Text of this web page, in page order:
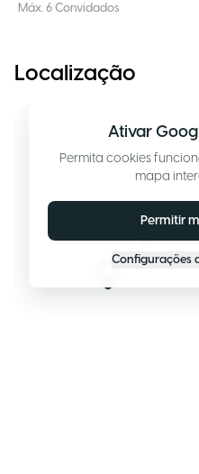
Máx. 6 Convidados
Localização
Ativar
Permita cookies
mapa
Permitir
Configurações